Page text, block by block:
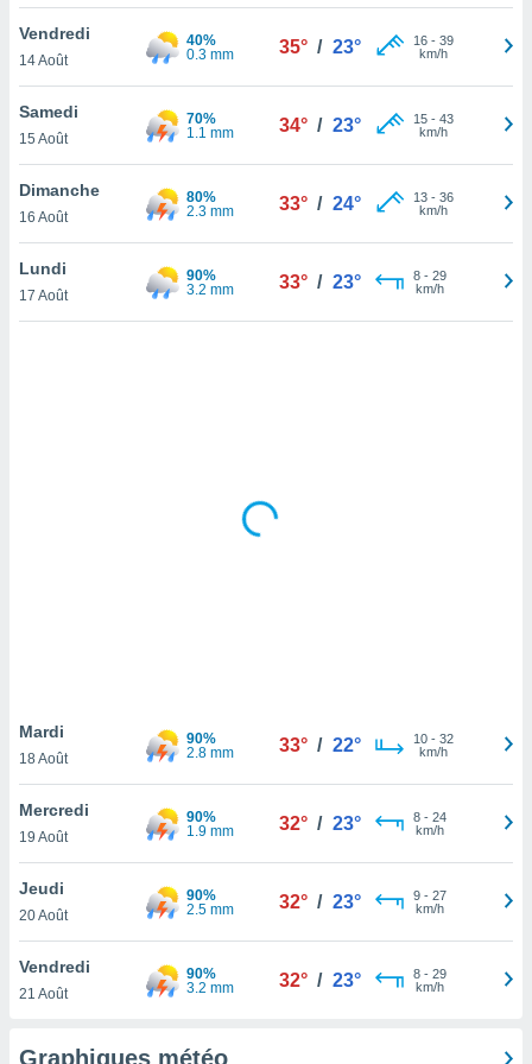
votre
à
en
le
notre
que
et que
Vendredi
14 Août
40%
0.3 mm
35° / 23° 16- 39
km/h
Samedi
15 Août
70%
1.1 mm
34° / 23° 15- 43
km/h
Dimanche
16 Août
80%
2.3 mm
33° / 24° 13- 36
km/h
Lundi
17 Août
90%
3.2 mm
33° / 23° 8- 29
km/h
Mardi
18 Août
90%
2.8 mm
33° / 22° 10- 32
km/h
Mercredi
19 Août
90%
1.9 mm
32° / 23° 8- 24
km/h
Jeudi
20 Août
90%
2.5 mm
32° / 23° 9- 27
km/h
Vendredi
21 Août
90%
3.2 mm
32° / 23° 8- 29
km/h
Graphiques météo